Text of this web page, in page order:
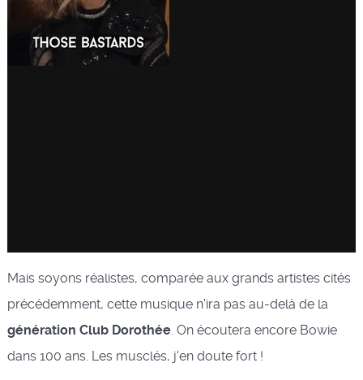
Mais soyons réalistes, comparée aux grands artistes cités
précédemment, cette musique n'ira pas au-delà de la
génération Club Dorothée. On écoutera encore Bowie
dans 100 ans. Les musclés, j'en doute fort !